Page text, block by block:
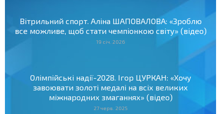
Вітрильний спорт. Аліна ШАПОВАЛОВА: «Зроблю
все можливе, щоб стати чемпіонкою світу» (відео)
19 січ. 2026
Олімпійські надії-2028. Ігор ЦУРКАН: «Хочу
завоювати золоті медалі на всіх великих
міжнародних змаганнях» (відео)
27 черв. 2025